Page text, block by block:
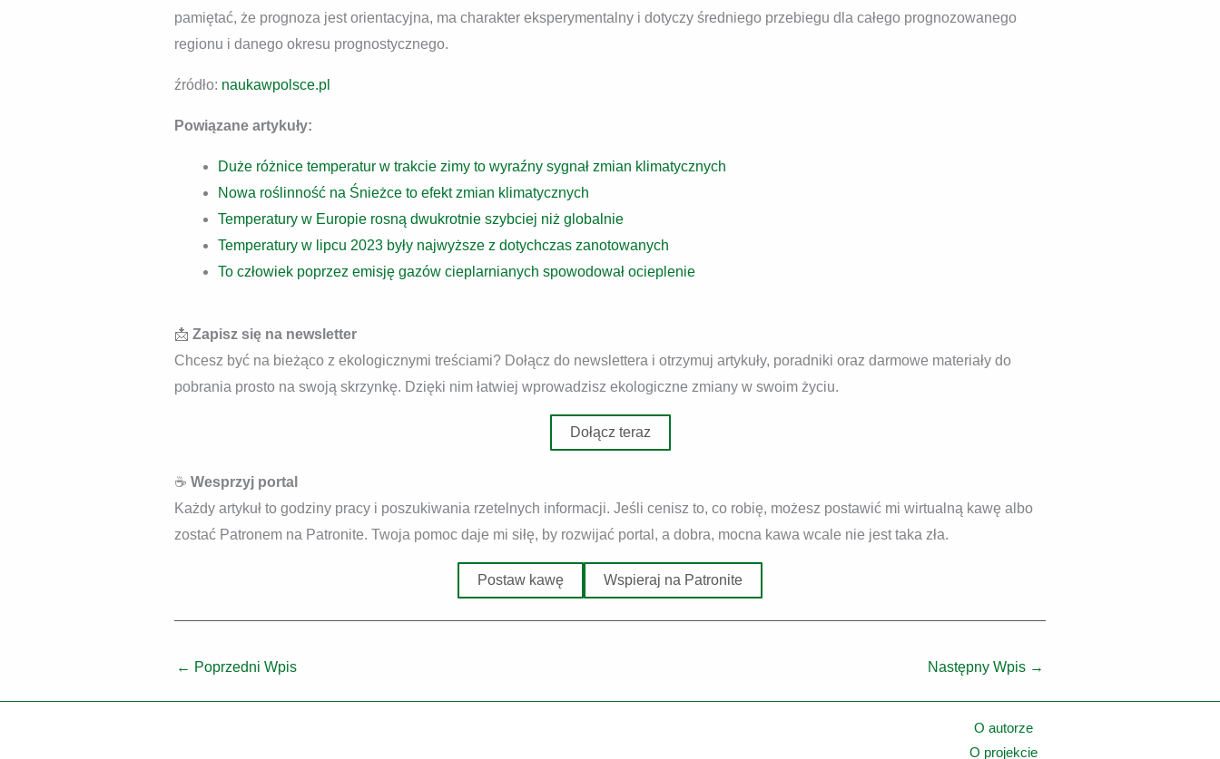
pamiętać, że prognoza jest orientacyjna, ma charakter eksperymentalny i dotyczy średniego przebiegu dla całego prognozowanego
regionu i danego okresu prognostycznego.
źródło: naukawpolsce.pl
Powiązane artykuły:
Duże różnice temperatur w trakcie zimy to wyraźny sygnał zmian klimatycznych
Nowa roślinność na Śnieżce to efekt zmian klimatycznych
Temperatury w Europie rosną dwukrotnie szybciej niż globalnie
Temperatury w lipcu 2023 były najwyższe z dotychczas zanotowanych
To człowiek poprzez emisję gazów cieplarnianych spowodował ocieplenie
📩 Zapisz się na newsletter
Chcesz być na bieżąco z ekologicznymi treściami? Dołącz do newslettera i otrzymuj artykuły, poradniki oraz darmowe materiały do
pobrania prosto na swoją skrzynkę. Dzięki nim łatwiej wprowadzisz ekologiczne zmiany w swoim życiu.
Dołącz teraz
☕ Wesprzyj portal
Każdy artykuł to godziny pracy i poszukiwania rzetelnych informacji. Jeśli cenisz to, co robię, możesz postawić mi wirtualną kawę albo
zostać Patronem na Patronite. Twoja pomoc daje mi siłę, by rozwijać portal, a dobra, mocna kawa wcale nie jest taka zła.
Postaw kawę Wspieraj na Patronite
← Poprzedni Wpis Następny Wpis →
O autorze
O projekcie